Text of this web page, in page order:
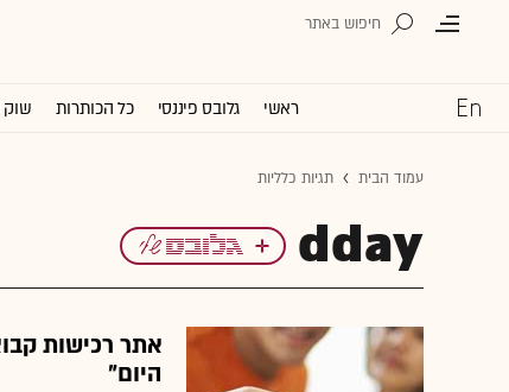
ראשי גלובס פיננסי כל הכותרות שוק
עמוד הבית תגיות כלליות
dday
אתר רכישות
היום"